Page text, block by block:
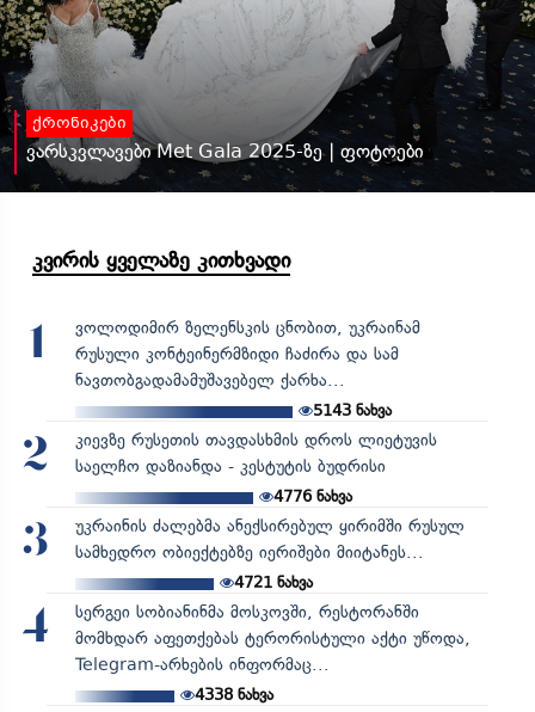
ქრონიკები
ვარსკვლავები Met Gala 2025-ზე | ფოტოები
კვირის ყველაზე კითხვადი
1
ვოლოდიმირ ზელენსკის ცნობით, უკრაინამ
რუსული კონტეინერმზიდი ჩაძირა და სამ
ნავთობგადამამუშავებელ ქარხა...
5143 ნახვა
2
კიევზე რუსეთის თავდასხმის დროს ლიეტუვის
საელჩო დაზიანდა - კესტუტის ბუდრისი
4776ნახვა
3
უკრაინის ძალებმა ანექსირებულ ყირიმში რუსულ
სამხედრო ობიექტებზე იერიშები მიიტანეს...
4721ნახვა
4
სერგეი სობიანინმა მოსკოვში, რესტორანში
მომხდარ აფეთქებას ტერორისტული აქტი უწოდა,
Telegram-არხების ინფორმაც...
4338ნახვა